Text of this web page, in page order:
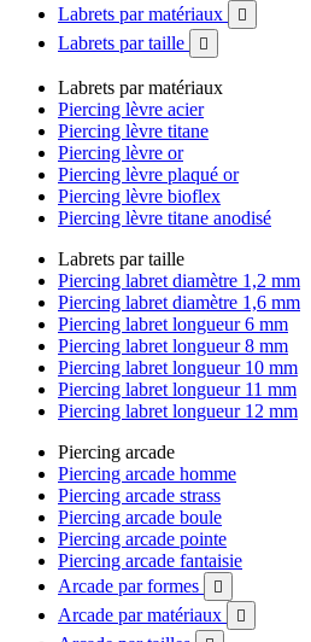
Labrets par matériaux

Labrets par taille 
Labrets par matériaux
Piercing lèvre acier
Piercing lèvre titane
Piercing lèvre or
Piercing lèvre plaqué or
Piercing lèvre bioflex
Piercing lèvre titane anodisé
Labrets par taille
Piercing labret diamètre 1,2 mm
Piercing labret diamètre 1,6 mm
Piercing labret longueur 6 mm
Piercing labret longueur 8 mm
Piercing labret longueur 10 mm
Piercing labret longueur 11 mm
Piercing labret longueur 12 mm
Piercing arcade
Piercing arcade homme
Piercing arcade strass
Piercing arcade boule
Piercing arcade pointe
Piercing arcade fantaisie
Arcade par formes

Arcade par matériaux 